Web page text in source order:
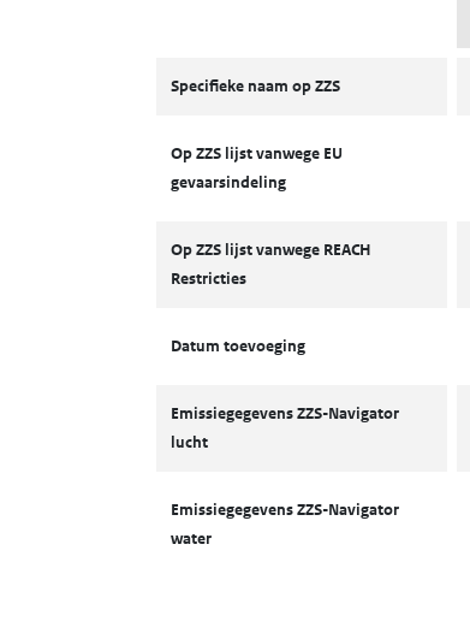
Specifieke naam op ZZS
Op ZZS lijst vanwege EU
gevaarsindeling
Op ZZS lijst vanwege REACH
Restricties
Datum toevoeging
Emissiegegevens ZZS-Navigator
lucht
Emissiegegevens ZZS-Navigator
water